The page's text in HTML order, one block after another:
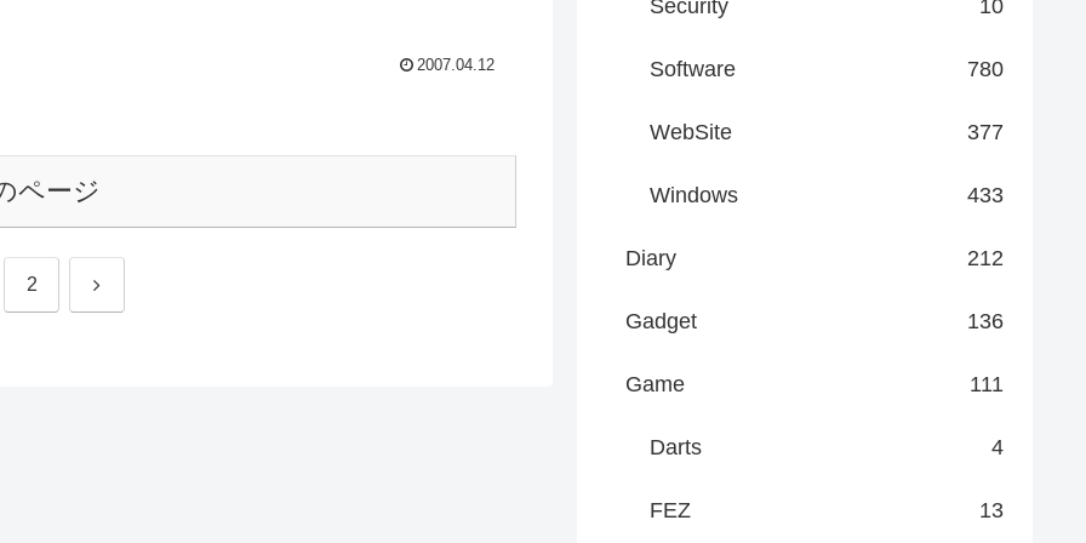
2007.04.12
ページ
2 次
Security 10
Software 780
WebSite 377
Windows 433
Diary 212
Gadget 136
Game 111
Darts 4
FEZ 13